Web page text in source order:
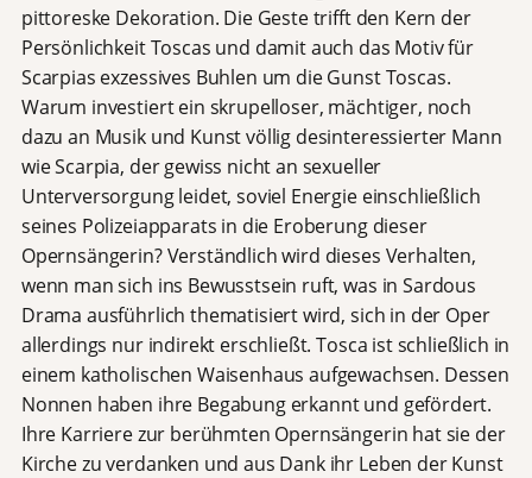
pittoreske Dekoration. Die Geste trifft den Kern der
Persönlichkeit Toscas und damit auch das Motiv für
Scarpias exzessives Buhlen um die Gunst Toscas.
Warum investiert ein skrupelloser, mächtiger, noch
dazu an Musik und Kunst völlig desinteressierter Mann
wie Scarpia, der gewiss nicht an sexueller
Unterversorgung leidet, soviel Energie einschließlich
seines Polizeiapparats in die Eroberung dieser
Opernsängerin? Verständlich wird dieses Verhalten,
wenn man sich ins Bewusstsein ruft, was in Sardous
Drama ausführlich thematisiert wird, sich in der Oper
allerdings nur indirekt erschließt. Tosca ist schließlich in
einem katholischen Waisenhaus aufgewachsen. Dessen
Nonnen haben ihre Begabung erkannt und gefördert.
Ihre Karriere zur berühmten Opernsängerin hat sie der
Kirche zu verdanken und aus Dank ihr Leben der Kunst